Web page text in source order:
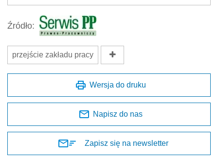
Źródło:
przejście zakładu pracy
Wersja do druku
Napisz do nas
Zapisz się na newsletter